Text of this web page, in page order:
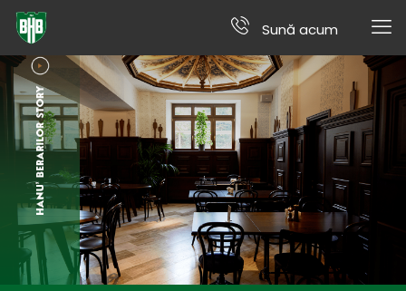
Sună acum